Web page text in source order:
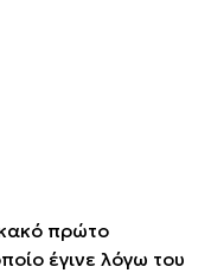
πρώτο
έγινε λόγω του